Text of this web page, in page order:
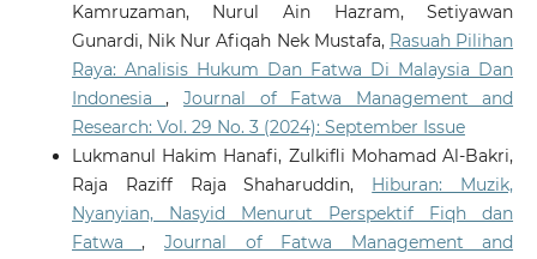
Kamruzaman, Nurul Ain Hazram, Setiyawan
Gunardi, Nik Nur Afiqah Nek Mustafa, Rasuah Pilihan
Raya: Analisis Hukum Dan Fatwa Di Malaysia Dan
Indonesia, Journal of Fatwa Management and
Research: Vol. 29 No. 3 (2024): September Issue
Lukmanul Hakim Hanafi, Zulkifli Mohamad Al-Bakri,
Raja Raziff Raja Shaharuddin, Hiburan: Muzik,
Nyanyian, Nasyid Menurut Perspektif Fiqh dan
Fatwa, Journal of Fatwa Management and